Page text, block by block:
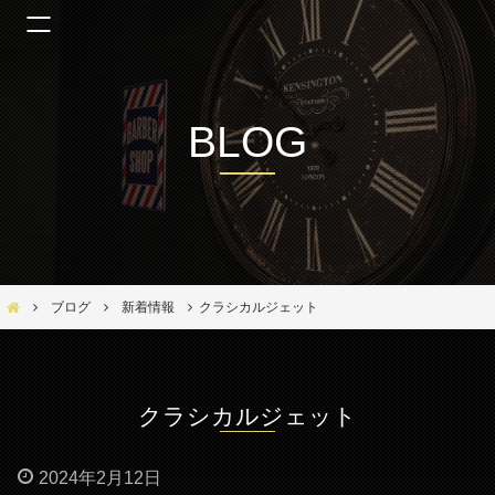
BLOG
Bar Ber Shop REGALO【バーバーショップ レガロ】- 大阪・福島区の美容室
ブログ 新着情報 クラシカルジェット
クラシカルジェット
2024年2月12日